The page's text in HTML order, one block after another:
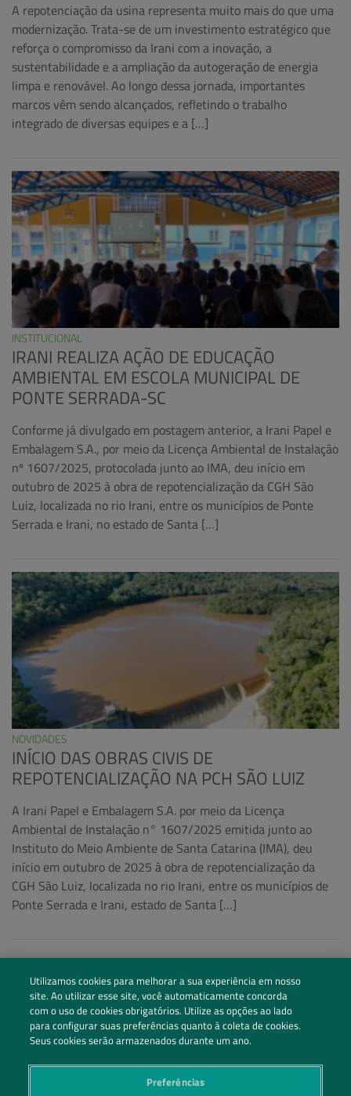
A repotenciação da usina representa muito mais do que uma
modernização. Trata-se de um investimento estratégico que
reforça o compromisso da Irani com a inovação, a
sustentabilidade e a ampliação da autogeração de energia
limpa e renovável. Ao longo dessa jornada, importantes
marcos vêm sendo alcançados, refletindo o trabalho
integrado de diversas equipes e a […]
INSTITUCIONAL
IRANI REALIZA AÇÃO DE EDUCAÇÃO
AMBIENTAL EM ESCOLA MUNICIPAL DE
PONTE SERRADA-SC
Conforme já divulgado em postagem anterior, a Irani Papel e
Embalagem S.A., por meio da Licença Ambiental de Instalação
nº 1607/2025, protocolada junto ao IMA, deu início em
outubro de 2025 à obra de repotencialização da CGH São
Luiz, localizada no rio Irani, entre os municípios de Ponte
Serrada e Irani, no estado de Santa […]
NOVIDADES
INÍCIO DAS OBRAS CIVIS DE
REPOTENCIALIZAÇÃO NA PCH SÃO LUIZ
A Irani Papel e Embalagem S.A. por meio da Licença
Ambiental de Instalação n° 1607/2025 emitida junto ao
Instituto do Meio Ambiente de Santa Catarina (IMA), deu
início em outubro de 2025 à obra de repotencialização da
CGH São Luiz, localizada no rio Irani, entre os municípios de
Ponte Serrada e Irani, estado de Santa […]
Utilizamos cookies para melhorar a sua experiência em nosso
site. Ao utilizar esse site, você automaticamente concorda
com o uso de cookies obrigatórios. Utilize as opções ao lado
para configurar suas preferências quanto à coleta de cookies.
Seus cookies serão armazenados durante um ano.
Preferências